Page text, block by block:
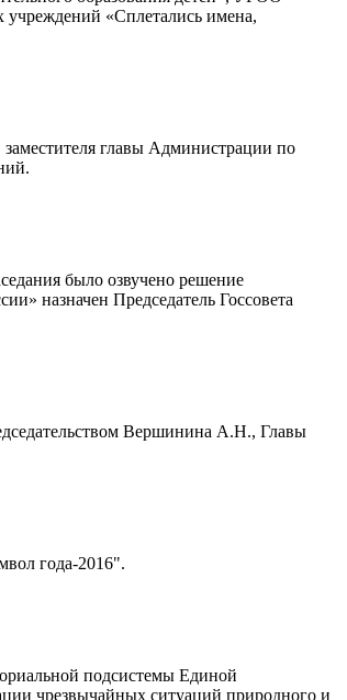
учреждений «Сплетались имена,
главы Администрации по
было озвучено решение
назначен Председатель Госсовета
Вершинина А.Н., Главы
года-2016".
подсистемы Единой
чрезвычайных ситуаций природного и